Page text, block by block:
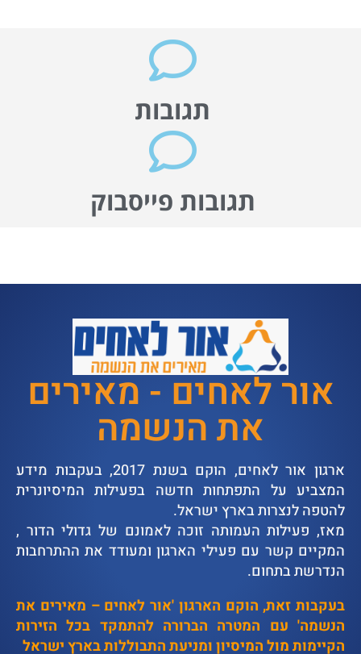
תגובות
תגובות פייסבוק
אור לאחים - מאירים
את הנשמה
ארגון אור לאחים, הוקם בשנת 2017, בעקבות מידע
המצביע על התפתחות חדשה בפעילות המיסיונרית
להטפה לנצרות בארץ ישראל.
מאז, פעילות העמותה זוכה לאמונם של גדולי הדור ,
המקיים קשר עם פעילי הארגון ומעודד את ההתרחבות
הנדרשת בתחום.
בעקבות זאת, הוקם הארגון 'אור לאחים – מאירים את
הנשמה' עם המטרה הברורה להתמקד בכל הזירות
הקיימות מול המיסיון ומניעת התבוללות בארץ ישראל